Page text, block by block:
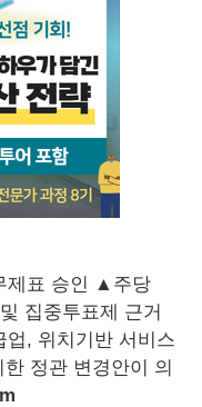
제표 승인 ▲주당
집중투표제 근거
, 위치기반 서비스
정관 변경안이 의